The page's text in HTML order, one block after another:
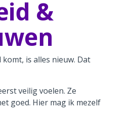
&
is alles nieuw. Dat
veilig voelen. Ze
goed. Hier mag ik mezelf